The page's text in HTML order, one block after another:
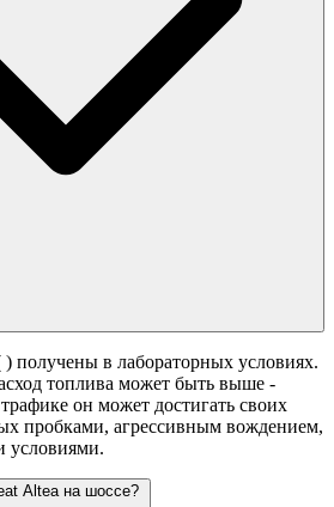
) получены в лабораторных условиях.
топлива может быть выше -
он может достигать своих
пробками, агрессивным вождением,
условиями.
Altea на шоссе?